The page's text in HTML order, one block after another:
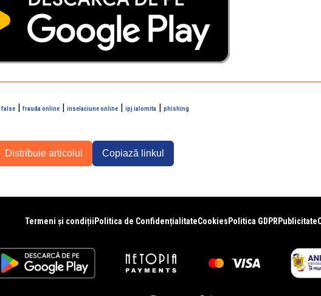
false | frauda online | inselaciune online | ipj ialomita | phishing
Distribuie articolul Copiază linkul
Termeni și condiții Politica de ConfidențialitateCookies Politica GDPR Publicitate